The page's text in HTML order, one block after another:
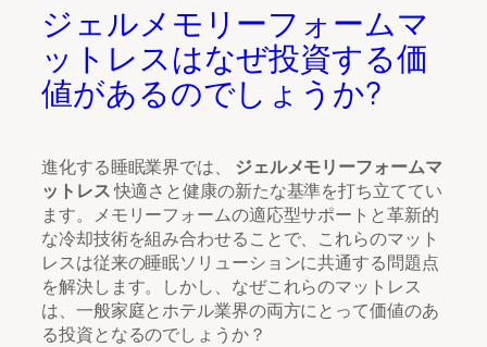
ジェルメモリーフォームマ
ットレスはなぜ投資する価
値があるのでしょうか?
進化する睡眠業界では、 ジェルメモリーフォームマ
ットレス快適さと健康の新たな基準を打ち立ててい
ます。メモリーフォームの適応型サポートと革新的
な冷却技術を組み合わせることで、これらのマット
レスは従来の睡眠ソリューションに共通する問題点
を解決します。しかし、なぜこれらのマットレス
は、一般家庭とホテル業界の両方にとって価値のあ
る投資となるのでしょうか？